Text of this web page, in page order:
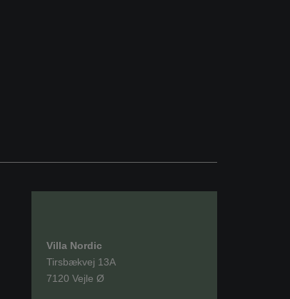
Villa Nordic
Tirsbækvej 13A
7120 Vejle Ø